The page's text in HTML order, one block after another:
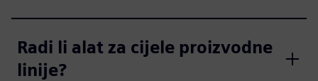
Radi li alat za cijele proizvodne
linije?